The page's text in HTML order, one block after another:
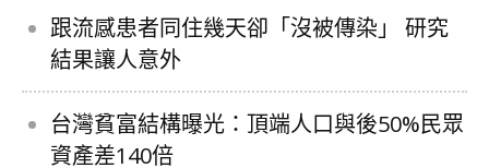
跟流感患者同住幾天卻「沒被傳染」 研究
結果讓人意外
台灣貧富結構曝光：頂端人口與後50%民眾
資產差140倍